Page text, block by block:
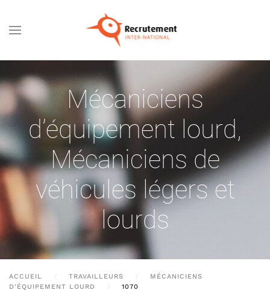
Passer au contenu principal
Mécaniciens
d’équipement lourd,
Mécaniciens de
véhicules légers et
lourds
ACCUEIL TRAVAILLEURS
MÉCANICIENS
D’ÉQUIPEMENT LOURD
1070